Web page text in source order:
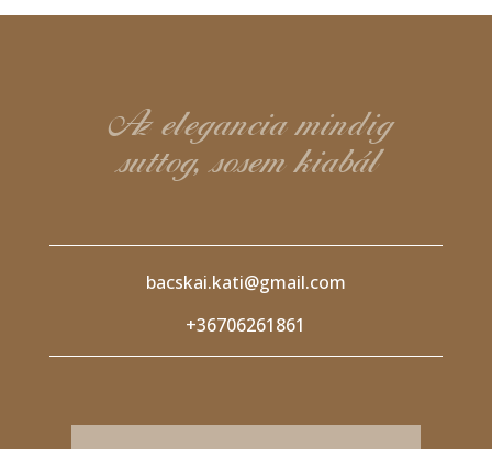
Az elegancia mindig
suttog, sosem kiabál
bacskai.kati@gmail.com
+36706261861